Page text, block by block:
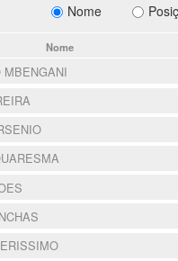
Nome
Nome
MBENGANI